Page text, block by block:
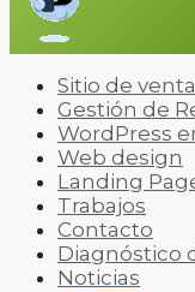
Sitio de
Gestión de
WordPress
Web design
Landing
Trabajos
Contacto
Diagnóstico
Noticias